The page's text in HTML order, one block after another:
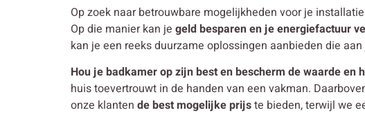
Op zoek naar betrouwbare mogelijkheden voor je
Op die manier kan je geld besparen en je energiefactuur
kan je een reeks duurzame oplossingen aanbieden die
Hou je badkamer op zijn best en bescherm de waarde en
huis toevertrouwt in de handen van een vakman.
onze klanten de best mogelijke prijste bieden, terwijl we